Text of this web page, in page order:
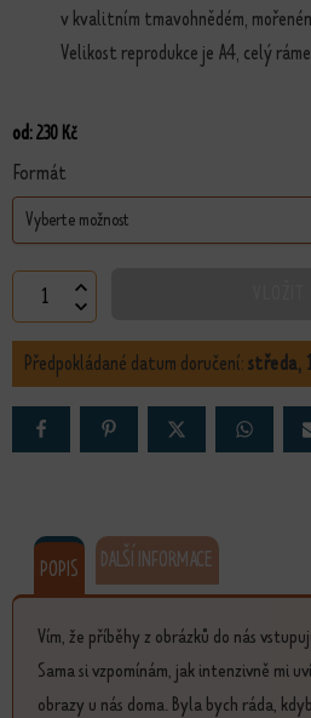
v kvalitním tmavohnědém,
Velikost reprodukce je A4, celý
od:230 Kč
Formát
Naplněný život množství
Předpokládané datum doručení:středa,
POPIS DALŠÍ INFORMACE
Vím, že příběhy z obrázků do nás
Sama si vzpomínám, jak intenzivně mi
obrazy u nás doma. Byla bych ráda,